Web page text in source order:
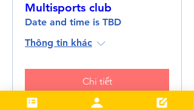
Multisports club
Date and time is TBD
Thông tin khác
Chi tiết